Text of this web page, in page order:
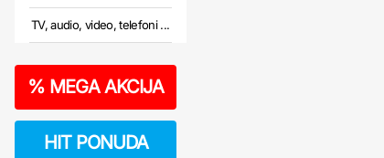
TV, audio, video, telefoni ...
% MEGA AKCIJA
HIT PONUDA